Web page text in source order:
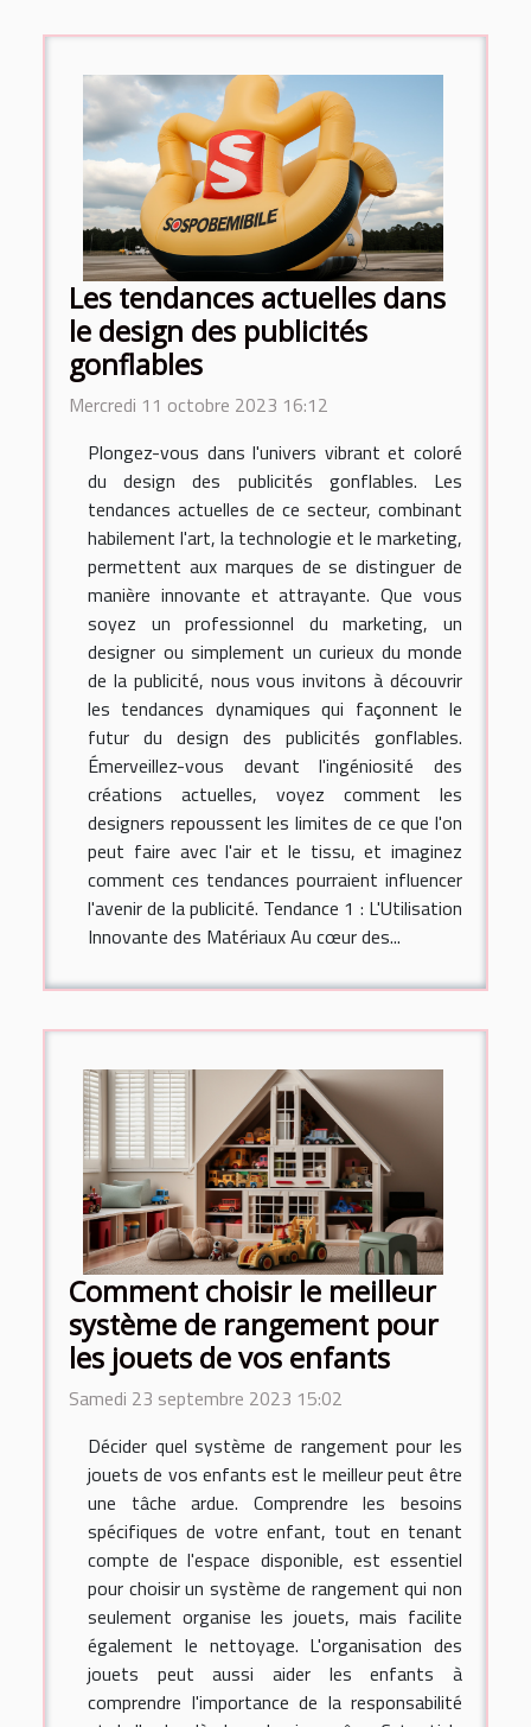
Les tendances actuelles dans
le design des publicités
gonflables
Mercredi 11 octobre 2023 16:12
Plongez-vous dans l'univers vibrant et coloré
du design des publicités gonflables. Les
tendances actuelles de ce secteur, combinant
habilement l'art, la technologie et le marketing,
permettent aux marques de se distinguer de
manière innovante et attrayante. Que vous
soyez un professionnel du marketing, un
designer ou simplement un curieux du monde
de la publicité, nous vous invitons à découvrir
les tendances dynamiques qui façonnent le
futur du design des publicités gonflables.
Émerveillez-vous devant l'ingéniosité des
créations actuelles, voyez comment les
designers repoussent les limites de ce que l'on
peut faire avec l'air et le tissu, et imaginez
comment ces tendances pourraient influencer
l'avenir de la publicité. Tendance 1 : L'Utilisation
Innovante des Matériaux Au cœur des...
Comment choisir le meilleur
système de rangement pour
les jouets de vos enfants
Samedi 23 septembre 2023 15:02
Décider quel système de rangement pour les
jouets de vos enfants est le meilleur peut être
une tâche ardue. Comprendre les besoins
spécifiques de votre enfant, tout en tenant
compte de l'espace disponible, est essentiel
pour choisir un système de rangement qui non
seulement organise les jouets, mais facilite
également le nettoyage. L'organisation des
jouets peut aussi aider les enfants à
comprendre l'importance de la responsabilité